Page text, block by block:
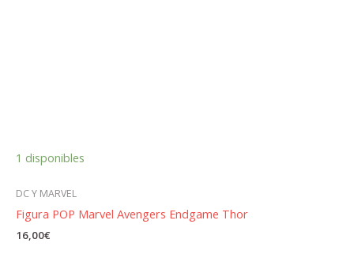
1 disponibles
DC Y MARVEL
Figura POP Marvel Avengers Endgame Thor
16,00€